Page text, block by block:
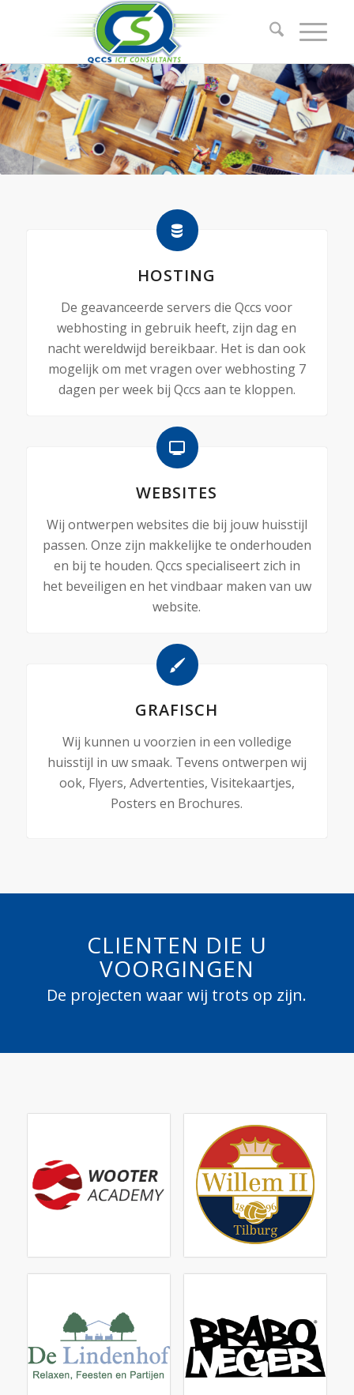
HOSTING
De geavanceerde servers die Qccs voor
webhosting in gebruik heeft, zijn dag en
nacht wereldwijd bereikbaar. Het is dan ook
mogelijk om met vragen over webhosting 7
dagen per week bij Qccs aan te kloppen.
WEBSITES
Wij ontwerpen websites die bij jouw huisstijl
passen. Onze zijn makkelijke te onderhouden
en bij te houden. Qccs specialiseert zich in
het beveiligen en het vindbaar maken van uw
website.
GRAFISCH
Wij kunnen u voorzien in een volledige
huisstijl in uw smaak. Tevens ontwerpen wij
ook, Flyers, Advertenties, Visitekaartjes,
Posters en Brochures.
CLIENTEN DIE U
VOORGINGEN
De projecten waar wij trots op zijn.